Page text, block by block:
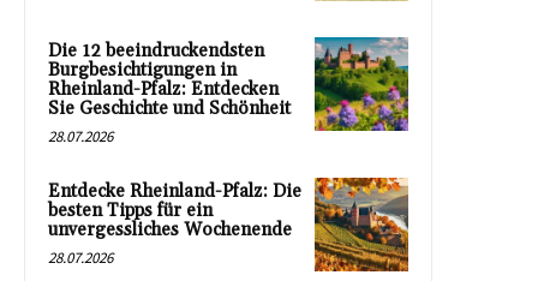
Die 12 beeindruckendsten
Burgbesichtigungen in
Rheinland-Pfalz: Entdecken
Sie Geschichte und Schönheit
28.07.2026
Entdecke Rheinland-Pfalz: Die
besten Tipps für ein
unvergessliches Wochenende
28.07.2026